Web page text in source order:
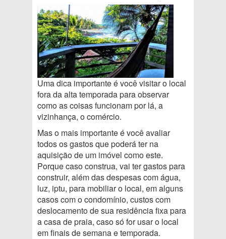
Uma dica importante é você visitar o local
fora da alta temporada para observar
como as coisas funcionam por lá, a
vizinhança, o comércio.
Mas o mais importante é você avaliar
todos os gastos que poderá ter na
aquisição de um imóvel como este.
Porque caso construa, vai ter gastos para
construir, além das despesas com água,
luz, iptu, para mobiliar o local, em alguns
casos com o condomínio, custos com
deslocamento de sua residência fixa para
a casa de praia, caso só for usar o local
em finais de semana e temporada.